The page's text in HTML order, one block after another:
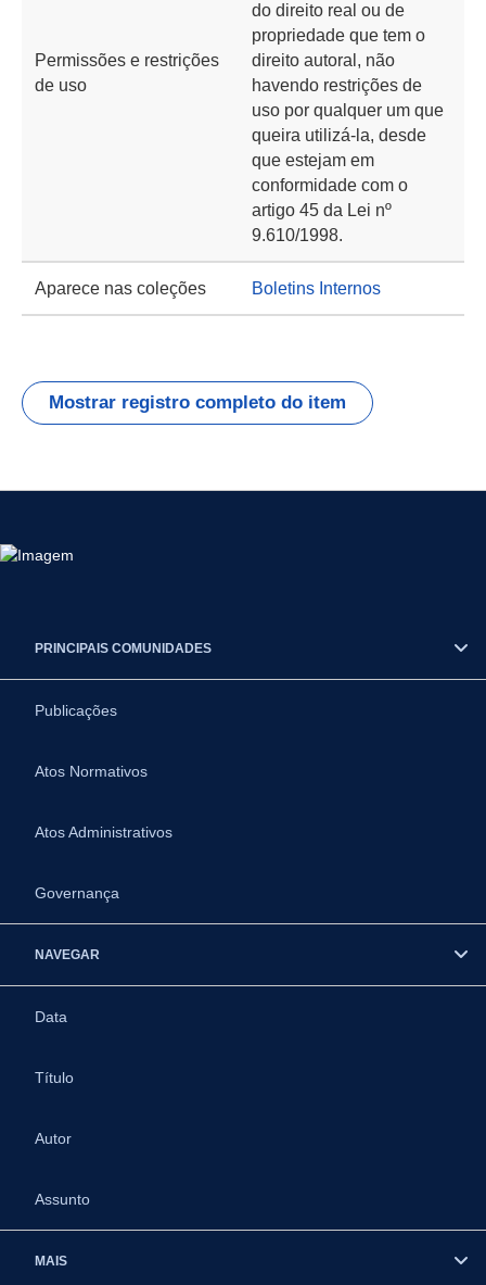
Permissões e restrições
de uso
do direito real ou de
propriedade que tem o
direito autoral, não
havendo restrições de
uso por qualquer um que
queira utilizá-la, desde
que estejam em
conformidade com o
artigo 45 da Lei nº
9.610/1998.
Aparece nas coleções Boletins Internos
Mostrar registro completo do item
PRINCIPAIS COMUNIDADES
Publicações
Atos Normativos
Atos Administrativos
Governança
NAVEGAR
Data
Título
Autor
Assunto
MAIS